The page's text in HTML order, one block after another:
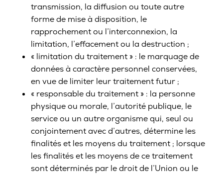
transmission, la diffusion ou toute autre
forme de mise à disposition, le
rapprochement ou l’interconnexion, la
limitation, l’effacement ou la destruction ;
« limitation du traitement » : le marquage de
données à caractère personnel conservées,
en vue de limiter leur traitement futur ;
« responsable du traitement » : la personne
physique ou morale, l’autorité publique, le
service ou un autre organisme qui, seul ou
conjointement avec d’autres, détermine les
finalités et les moyens du traitement ; lorsque
les finalités et les moyens de ce traitement
sont déterminés par le droit de l’Union ou le